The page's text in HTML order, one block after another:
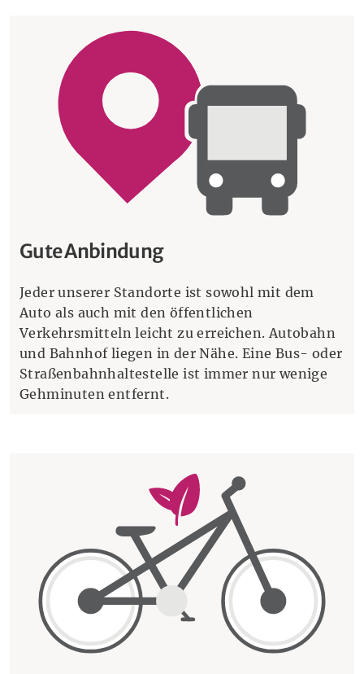
Gute Anbindung
Jeder unserer Standorte ist sowohl mit dem
Auto als auch mit den öffentlichen
Verkehrsmitteln leicht zu erreichen. Autobahn
und Bahnhof liegen in der Nähe. Eine Bus- oder
Straßenbahnhaltestelle ist immer nur wenige
Gehminuten entfernt.